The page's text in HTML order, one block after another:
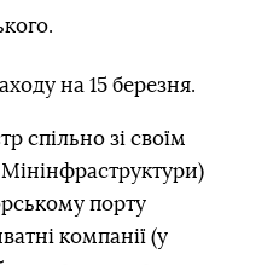
на 15 березня.
спільно зі своїм
порту
компанії (у